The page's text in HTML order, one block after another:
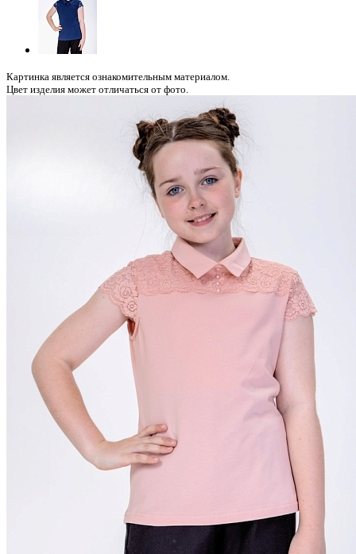
Картинка является ознакомительным материалом.
Цвет изделия может отличаться от фото.